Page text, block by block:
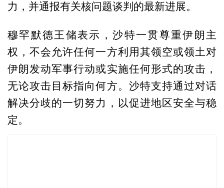
力，并通报有关核问题谈判的最新进展。
穆罕默德王储表示，沙特一贯尊重伊朗主
权，不会允许任何一方利用其领空或领土对
伊朗发动军事行动或实施任何形式的攻击，
无论攻击目标指向何方。沙特支持通过对话
解决分歧的一切努力，以促进地区安全与稳
定。